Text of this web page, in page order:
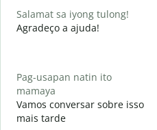
Salamat sa iyong tulong!
Agradeço a ajuda!
Pag-usapan natin ito
mamaya
Vamos conversar sobre isso
mais tarde